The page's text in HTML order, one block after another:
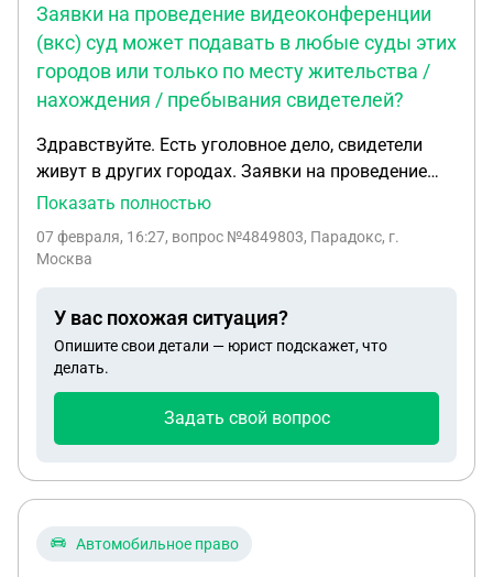
Заявки на проведение видеоконференции
(вкс) суд может подавать в любые суды этих
городов или только по месту жительства /
нахождения / пребывания свидетелей?
Здравствуйте. Есть уголовное дело, свидетели
живут в других городах. Заявки на проведение
видеоконференции (вкс) суд может подавать в
жительства / нахождения / пребывания
Показать полностью
07 февраля, 16:27, вопрос №4849803, Парадокс, г.
Москва
У вас похожая ситуация?
Опишите свои детали — юрист подскажет, что
делать.
Задать свой вопрос
Автомобильное право